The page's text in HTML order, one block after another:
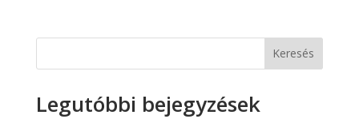
Keresés
Legutóbbi bejegyzések